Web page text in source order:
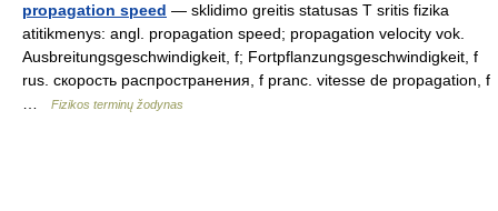
propagation speed — sklidimo greitis statusas T sritis fizika
atitikmenys: angl. propagation speed; propagation velocity vok.
Ausbreitungsgeschwindigkeit, f; Fortpflanzungsgeschwindigkeit, f
rus. скорость распространения, f pranc. vitesse de propagation, f
Fizikos terminų žodynas